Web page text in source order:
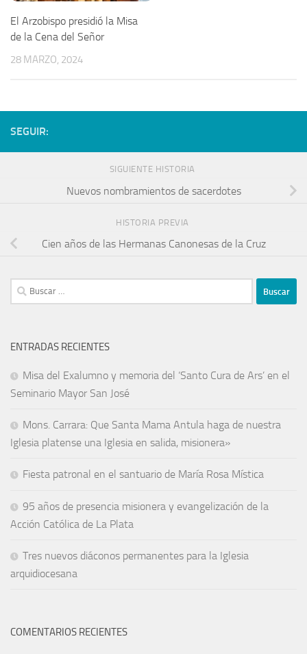
El Arzobispo presidió la Misa
de la Cena del Señor
28 MARZO, 2024
SEGUIR:
SIGUIENTE HISTORIA
Nuevos nombramientos de sacerdotes
HISTORIA PREVIA
Cien años de las Hermanas Canonesas de la Cruz
ENTRADAS RECIENTES
Misa del Exalumno y memoria del ‘Santo Cura de Ars’ en el
Seminario Mayor San José
Mons. Carrara: Que Santa Mama Antula haga de nuestra
Iglesia platense una Iglesia en salida, misionera»
Fiesta patronal en el santuario de María Rosa Mística
95 años de presencia misionera y evangelización de la
Acción Católica de La Plata
Tres nuevos diáconos permanentes para la Iglesia
arquidiocesana
COMENTARIOS RECIENTES